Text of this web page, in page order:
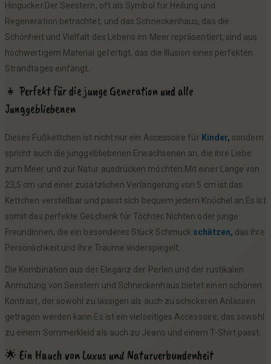
Hingucker.Der Seestern, oft als Symbol für Heilung und
Regeneration betrachtet, und das Schneckenhaus, das die
Schönheit und Vielfalt des Lebens im Meer repräsentiert, sind aus
hochwertigem Material gefertigt, das die Illusion eines perfekten
Strandtages einfängt.
👧 Perfekt für die junge Generation und alle
Junggebliebenen
Dieses Fußkettchen ist nicht nur ein Accessoire für Kinder, sondern
spricht auch die junggebliebenen Erwachsenen an, die ihre Liebe
zum Meer und zur Natur ausdrücken möchten.Mit einer Länge von
23,5 cm und einer zusätzlichen Verlängerung von 5 cm ist das
Kettchen verstellbar und passt sich bequem jedem Knöchel an.Es ist
somit das perfekte Geschenk für Töchter, Nichten oder junge
Freundinnen, die ein besonderes Stück Schmuck schätzen, das ihre
Persönlichkeit und ihre Träume widerspiegelt.
Die Kombination aus der Eleganz der Perlen und der rustikalen
Anmutung von Seestern und Schneckenhaus bietet einen schönen
Kontrast, der sowohl zu lässigen als auch zu schickeren Anlässen
getragen werden kann.Es ist ein vielseitiges Accessoire, das sowohl
zu einem Sommerkleid als auch zu Jeans und einem T-Shirt passt.
🌟 Ein Hauch von Luxus und Naturverbundenheit